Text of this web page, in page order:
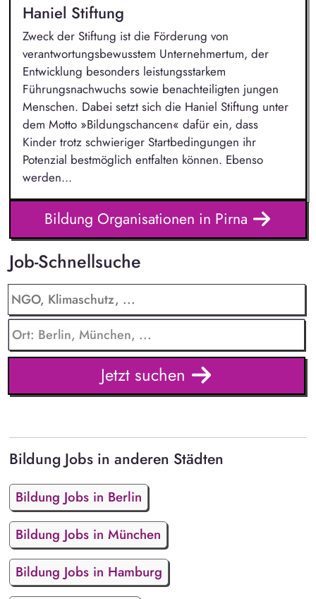
Haniel Stiftung
Zweck der Stiftung ist die Förderung von
verantwortungsbewusstem Unternehmertum, der
Entwicklung besonders leistungsstarkem
Führungsnachwuchs sowie benachteiligten jungen
Menschen. Dabei setzt sich die Haniel Stiftung unter
dem Motto »Bildungschancen« dafür ein, dass
Kinder trotz schwieriger Startbedingungen ihr
Potenzial bestmöglich entfalten können. Ebenso
werden...
Bildung Organisationen in Pirna
Job-Schnellsuche
Jetzt suchen
Bildung Jobs in anderen Städten
Bildung Jobs in Berlin
Bildung Jobs in München
Bildung Jobs in Hamburg